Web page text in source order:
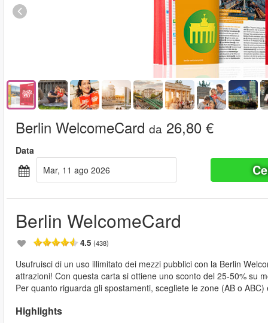
Berlin WelcomeCard da 26,80 €
Data
mar, 11 ago 2026
Berlin WelcomeCard
4.5 (438)
Usufruisci di un uso illimitato dei mezzi pubblici con la Berlin
attrazioni! Con questa carta si ottiene uno sconto del 25-50% su
Per quanto riguarda gli spostamenti, scegliete le zone (AB o
Highlights